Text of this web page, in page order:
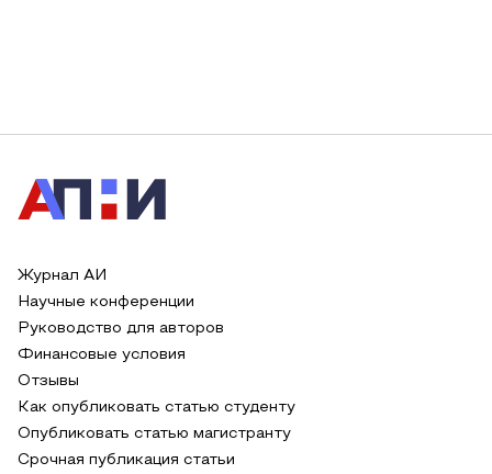
Журнал АИ
Научные конференции
Руководство для авторов
Финансовые условия
Отзывы
Как опубликовать статью студенту
Опубликовать статью магистранту
Срочная публикация статьи